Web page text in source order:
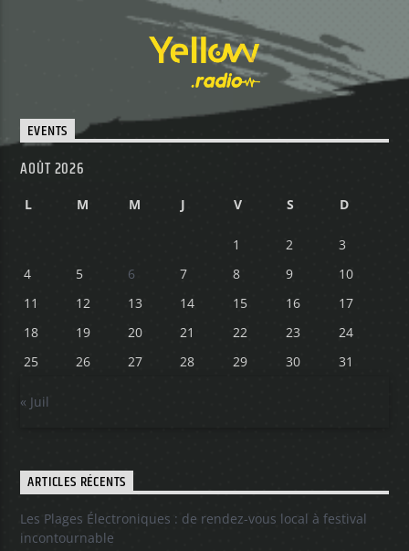
EVENTS
AOÛT 2026
L M M J V S D
1 2
3
4
5 6 7 8 9
10
11
12 13 14 15 16
17
18
19 20 21 22 23
24
25
26 27 28 29 30 31
« Juil
ARTICLES RÉCENTS
Les Plages Électroniques : de rendez-vous local à festival
incontournable